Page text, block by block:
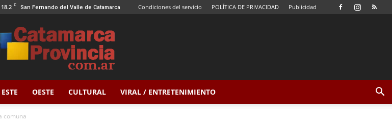
18.2 C San Fernando del Valle de Catamarca Condiciones del servicio POLÍTICA DE PRIVACIDAD Publicidad
Catamarca
ESTE OESTE CULTURAL VIRAL / ENTRETENIMIENTO
comuna